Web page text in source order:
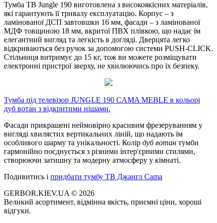
Тумба ТВ Jungle 190 виготовлена з високоякісних матеріалів,
які гарантують її тривалу експлуатацію. Корпус – з
ламінованої ДСП завтовшки 16 мм, фасади – з ламінованої
МДФ товщиною 18 мм, вкритої ПВХ плівкою, що надає їм
елегантний вигляд та легкість в догляді. Дверцята легко
відкриваються без ручок за допомогою системи PUSH-CLICK.
Стільниця витримує до 15 кг, тож ви можете розміщувати
електронні пристрої зверху, не хвилюючись про їх безпеку.
Тумба під телевізор JUNGLE 190 CAMA MEBLE в кольорі
дуб вотан з відкритими нішами.
Фасади прикрашені неймовірно красивим фрезеруванням у
вигляді хвилястих вертикальних ліній, що надають їм
особливого шарму та унікальності. Колір дуб вотан тумби
гармонійно поєднується з різними інтер'єрними стилями,
створюючи затишну та модерну атмосферу у кімнаті.
Подивитись і придбати тумбу ТВ Джангл Cama
GERBOR.KIEV.UA © 2026
Великий асортимент, відмінна якість, приємні ціни, хороші
відгуки.